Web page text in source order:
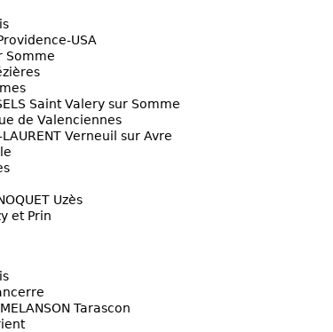
USA
Somme
Saint Valery sur Somme
de Valenciennes
LAURENT Verneuil sur Avre
Uzès
et Prin
Tarascon